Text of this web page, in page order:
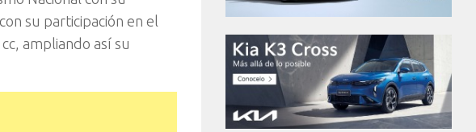
su participación en el
ampliando así su